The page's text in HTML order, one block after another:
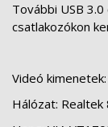
További USB
csatlakozókon
Videó
Hálózat: Realtek